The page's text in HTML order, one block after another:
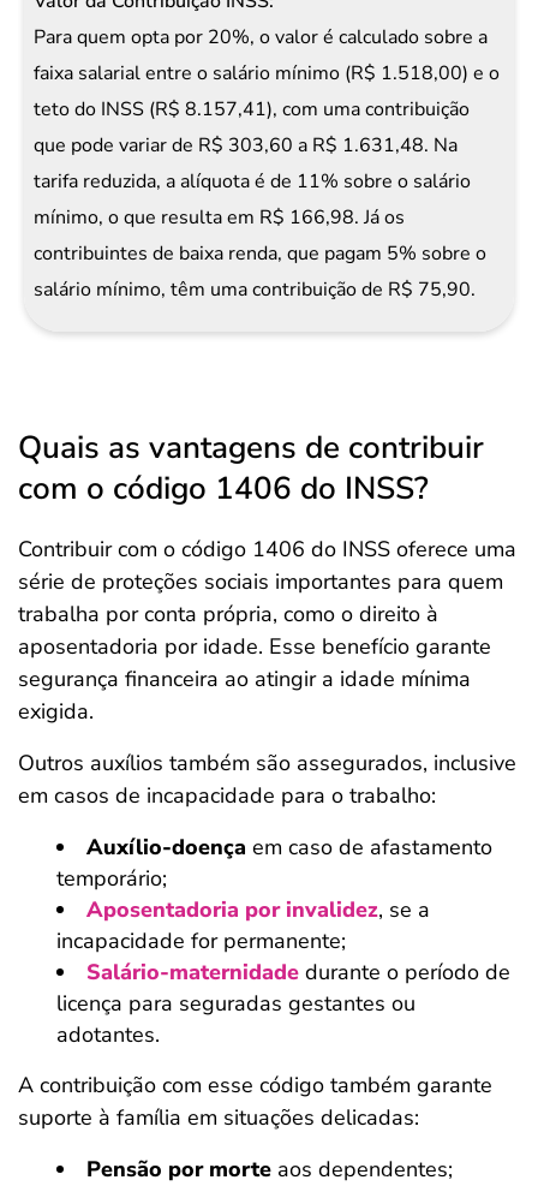
Para quem opta por 20%, o valor é calculado sobre a
faixa salarial entre o salário mínimo (R$ 1.518,00) e o
teto do INSS (R$ 8.157,41), com uma contribuição
que pode variar de R$ 303,60 a R$ 1.631,48. Na
tarifa reduzida, a alíquota é de 11% sobre o salário
mínimo, o que resulta em R$ 166,98. Já os
contribuintes de baixa renda, que pagam 5% sobre o
salário mínimo, têm uma contribuição de R$ 75,90.
Quais as vantagens de contribuir
com o código 1406 do INSS?
Contribuir com o código 1406 do INSS oferece uma
série de proteções sociais importantes para quem
trabalha por conta própria, como o direito à
aposentadoria por idade. Esse benefício garante
segurança financeira ao atingir a idade mínima
exigida.
Outros auxílios também são assegurados, inclusive
em casos de incapacidade para o trabalho:
Auxílio-doença em caso de afastamento
temporário;
Aposentadoria por invalidez, se a
incapacidade for permanente;
Salário-maternidade durante o período de
licença para seguradas gestantes ou
adotantes.
A contribuição com esse código também garante
suporte à família em situações delicadas:
Pensão por morte aos dependentes;